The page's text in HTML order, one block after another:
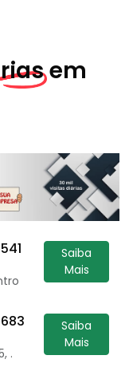
em
Saiba
Mais
.
Saiba
Mais